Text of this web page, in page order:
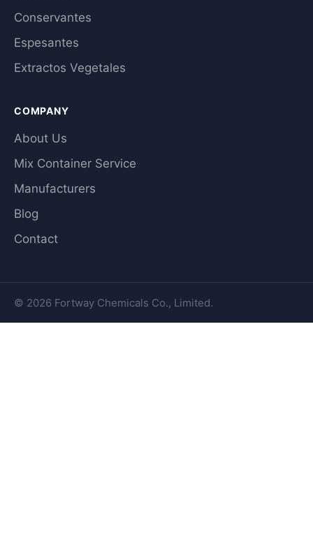
Conservantes
Espesantes
Extractos Vegetales
COMPANY
About Us
Mix Container Service
Manufacturers
Blog
Contact
© 2026 Fortway Chemicals Co., Limited.